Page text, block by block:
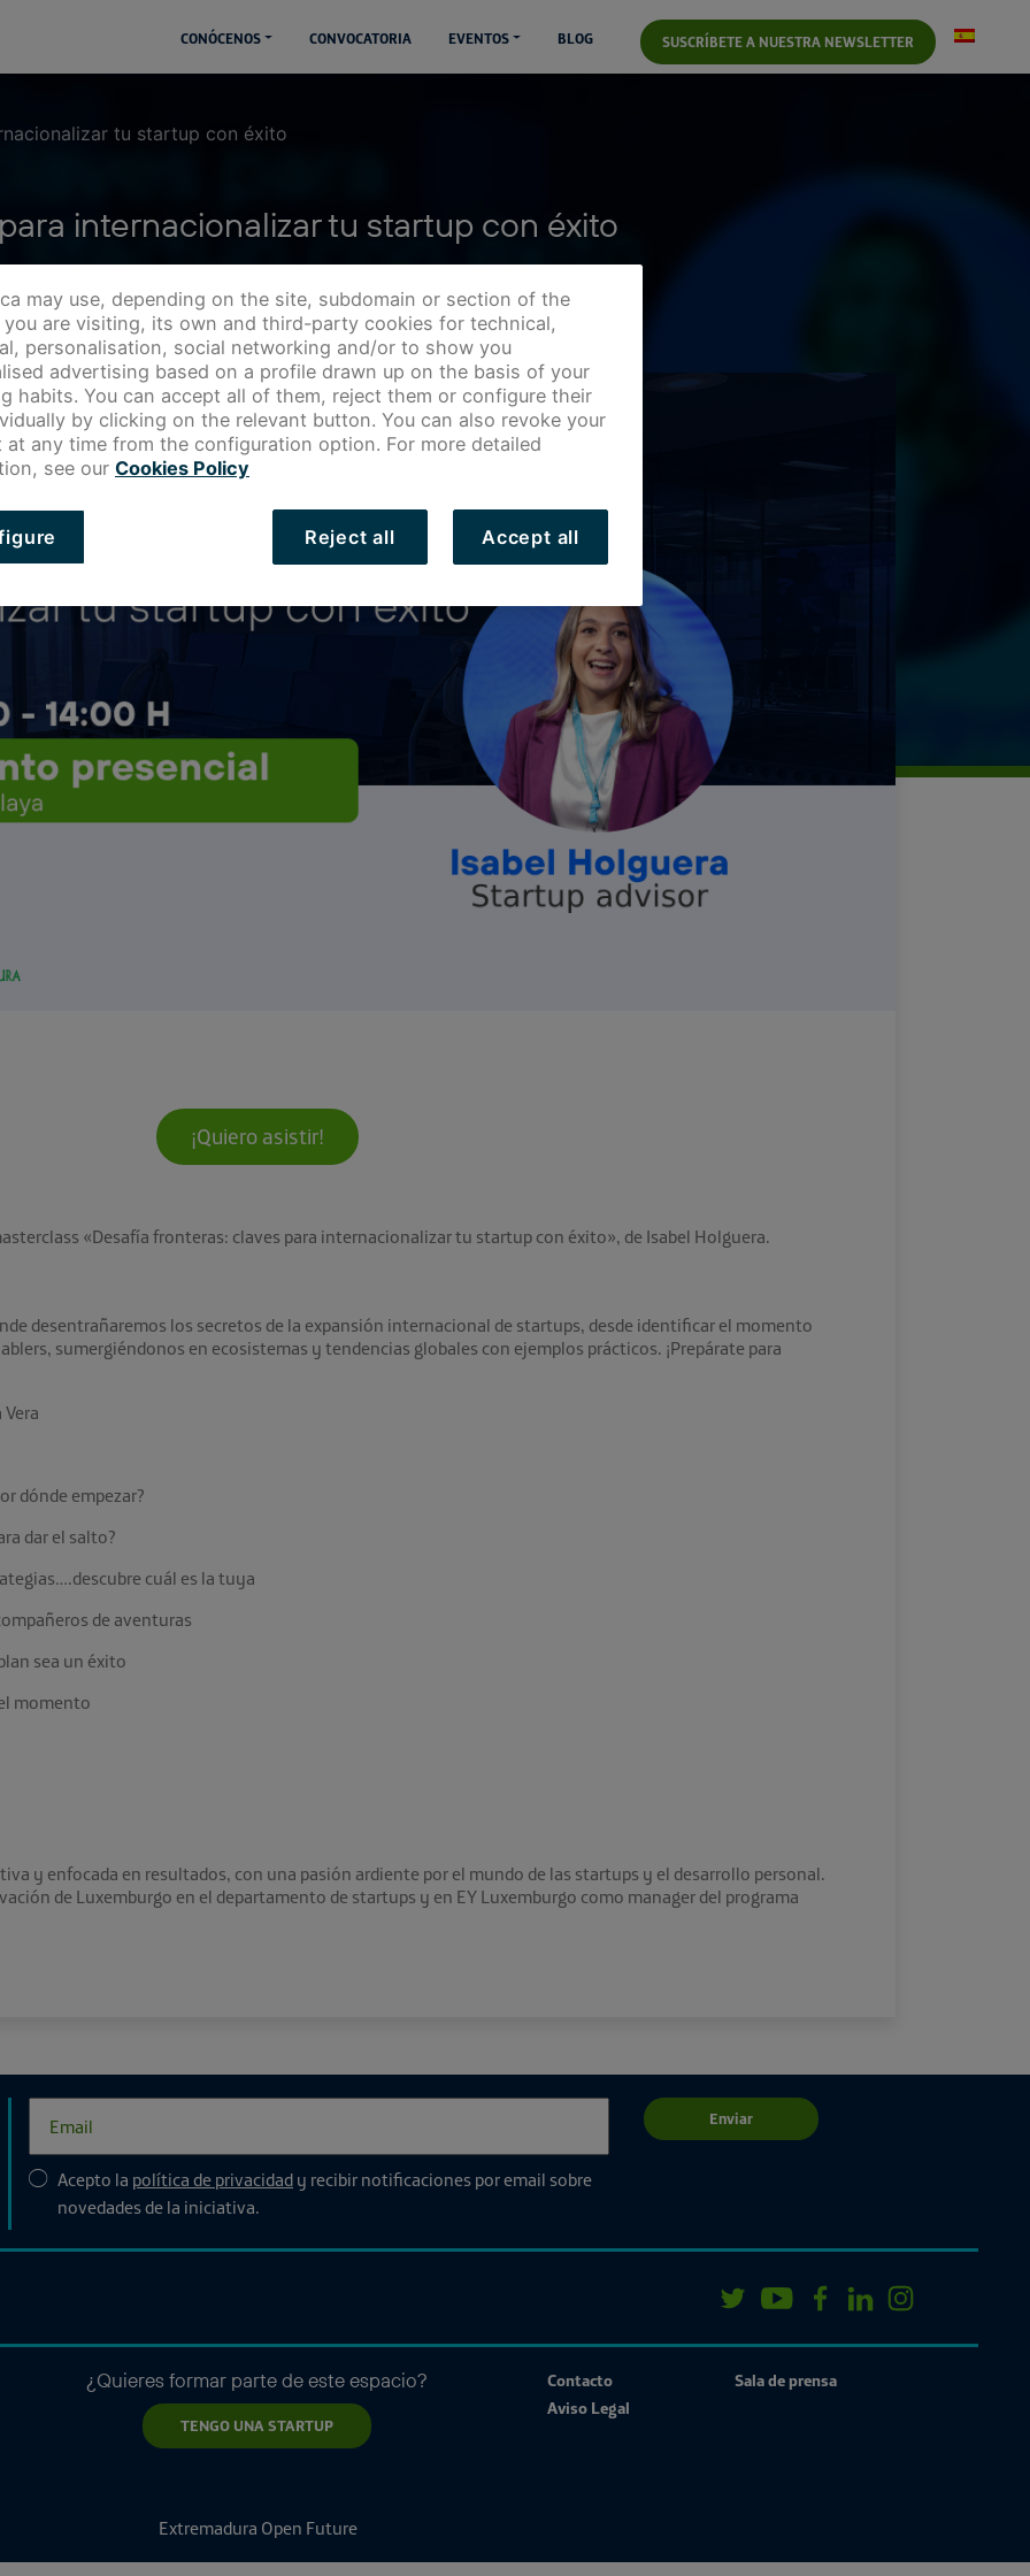
CONÓCENOS CONVOCATORIA EVENTOS BLOG SUSCRÍBETE A NUESTRA NEWSLETTER
tu startup con éxito
internacionalizar tu startup con éxito
¡Quiero asistir!
«Desafía fronteras: claves para internacionalizar tu startup con éxito», de Isabel Holguera.
desentrañaremos los secretos de la expansión internacional de startups, desde identificar el momento
sumergiéndonos en ecosistemas y tendencias globales con ejemplos prácticos. ¡Prepárate para
dónde empezar?
dar el salto?
cuál es la tuya
de aventuras
sea un éxito
momento
y enfocada en resultados, con una pasión ardiente por el mundo de las startups y el desarrollo personal.
de Luxemburgo en el departamento de startups y en EY Luxemburgo como manager del programa
Acepto la política de privacidad y recibir notificaciones por email sobre
novedades de la iniciativa.
Enviar
¿Quieres formar parte de este espacio?
TENGO UNA STARTUP
Contacto
Sala de prensa
Aviso Legal
Extremadura Open Future
may use, depending on the site, subdomain or section of the
are visiting, its own and third-party cookies for technical,
personalisation, social networking and/or to show you
advertising based on a profile drawn up on the basis of your
habits. You can accept all of them, reject them or configure their
by clicking on the relevant button. You can also revoke your
at any time from the configuration option. For more detailed
see our Cookies Policy
Reject all Accept all